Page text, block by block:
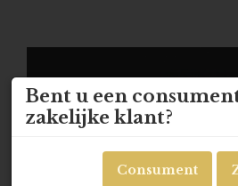
Consument
Bent u een
zakelijke klant?